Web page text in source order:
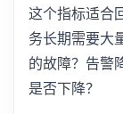
这个指标适合
务长期需要大
的故障？告警
是否下降？